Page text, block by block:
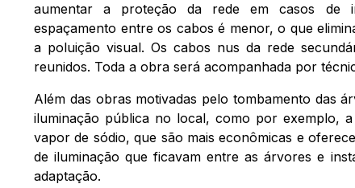
aumentar a proteção da rede em casos de
espaçamento entre os cabos é menor, o que
a poluição visual. Os cabos nus da rede
reunidos. Toda a obra será acompanhada por
Além das obras motivadas pelo tombamento das
iluminação pública no local, como por exemplo,
vapor de sódio, que são mais econômicas e
de iluminação que ficavam entre as árvores e
adaptação.